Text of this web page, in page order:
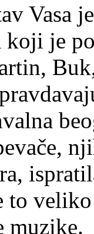
Vasa
koji je
muzike.